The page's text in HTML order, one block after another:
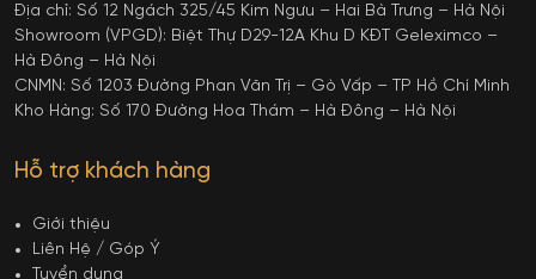
Địa chỉ: Số 12 Ngách 325/45 Kim Ngưu – Hai Bà Trưng – Hà Nội
Showroom (VPGD): Biệt Thự D29-12A Khu D KĐT Geleximco –
Hà Đông – Hà Nội
CNMN: Số 1203 Đường Phan Văn Trị – Gò Vấp – TP Hồ Chí Minh
Kho Hàng: Số 170 Đường Hoa Thám – Hà Đông – Hà Nội
Hỗ trợ khách hàng
Giới thiệu
Liên Hệ / Góp Ý
Tuyển dụng